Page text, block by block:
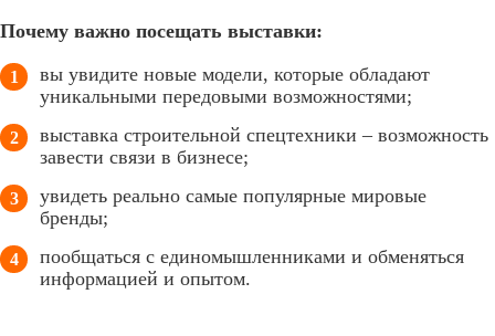
Почему важно посещать выставки:
вы увидите новые модели, которые обладают
уникальными передовыми возможностями;
выставка строительной спецтехники – возможность
завести связи в бизнесе;
увидеть реально самые популярные мировые
бренды;
пообщаться с единомышленниками и обменяться
информацией и опытом.